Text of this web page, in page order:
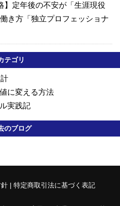
】定年後の不安が「生涯現役
き方「独立プロフェッショナ
テゴリ
に変える方法
実践記
のブログ
| 特定商取引法に基づく表記